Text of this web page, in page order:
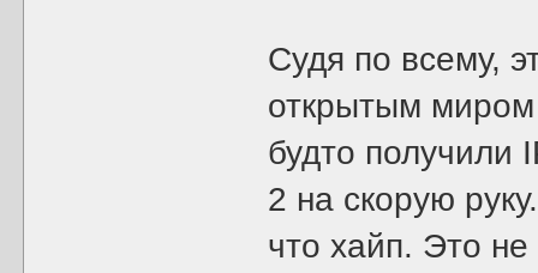
Судя по всему,
открытым
будто получили
2 на скорую
что хайп. Это не